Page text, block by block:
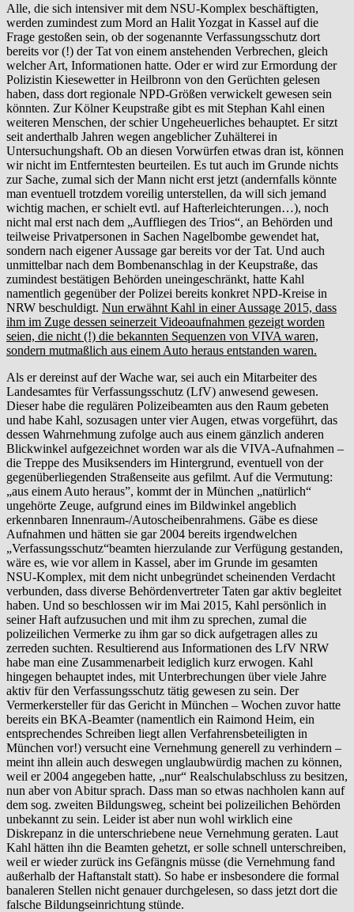
Alle, die sich intensiver mit dem NSU-Komplex beschäftigten,
werden zumindest zum Mord an Halit Yozgat in Kassel auf die
Frage gestoßen sein, ob der sogenannte Verfassungsschutz dort
bereits vor (!) der Tat von einem anstehenden Verbrechen, gleich
welcher Art, Informationen hatte. Oder er wird zur Ermordung der
Polizistin Kiesewetter in Heilbronn von den Gerüchten gelesen
haben, dass dort regionale NPD-Größen verwickelt gewesen sein
könnten. Zur Kölner Keupstraße gibt es mit Stephan Kahl einen
weiteren Menschen, der schier Ungeheuerliches behauptet. Er sitzt
seit anderthalb Jahren wegen angeblicher Zuhälterei in
Untersuchungshaft. Ob an diesen Vorwürfen etwas dran ist, können
wir nicht im Entferntesten beurteilen. Es tut auch im Grunde nichts
zur Sache, zumal sich der Mann nicht erst jetzt (andernfalls könnte
man eventuell trotzdem voreilig unterstellen, da will sich jemand
wichtig machen, er schielt evtl. auf Hafterleichterungen…), noch
nicht mal erst nach dem „Auffliegen des Trios“, an Behörden und
teilweise Privatpersonen in Sachen Nagelbombe gewendet hat,
sondern nach eigener Aussage gar bereits vor der Tat. Und auch
unmittelbar nach dem Bombenanschlag in der Keupstraße, das
zumindest bestätigen Behörden uneingeschränkt, hatte Kahl
namentlich gegenüber der Polizei bereits konkret NPD-Kreise in
NRW beschuldigt. Nun erwähnt Kahl in einer Aussage 2015, dass
ihm im Zuge dessen seinerzeit Videoaufnahmen gezeigt worden
seien, die nicht (!) die bekannten Sequenzen von VIVA waren,
sondern mutmaßlich aus einem Auto heraus entstanden waren.
Als er dereinst auf der Wache war, sei auch ein Mitarbeiter des
Landesamtes für Verfassungsschutz (LfV) anwesend gewesen.
Dieser habe die regulären Polizeibeamten aus den Raum gebeten
und habe Kahl, sozusagen unter vier Augen, etwas vorgeführt, das
dessen Wahrnehmung zufolge auch aus einem gänzlich anderen
Blickwinkel aufgezeichnet worden war als die VIVA-Aufnahmen –
die Treppe des Musiksenders im Hintergrund, eventuell von der
gegenüberliegenden Straßenseite aus gefilmt. Auf die Vermutung:
„aus einem Auto heraus”, kommt der in München „natürlich“
ungehörte Zeuge, aufgrund eines im Bildwinkel angeblich
erkennbaren Innenraum-/Autoscheibenrahmens. Gäbe es diese
Aufnahmen und hätten sie gar 2004 bereits irgendwelchen
„Verfassungsschutz“beamten hierzulande zur Verfügung gestanden,
wäre es, wie vor allem in Kassel, aber im Grunde im gesamten
NSU-Komplex, mit dem nicht unbegründet scheinenden Verdacht
verbunden, dass diverse Behördenvertreter Taten gar aktiv begleitet
haben. Und so beschlossen wir im Mai 2015, Kahl persönlich in
seiner Haft aufzusuchen und mit ihm zu sprechen, zumal die
polizeilichen Vermerke zu ihm gar so dick aufgetragen alles zu
zerreden suchten. Resultierend aus Informationen des LfV NRW
habe man eine Zusammenarbeit lediglich kurz erwogen. Kahl
hingegen behauptet indes, mit Unterbrechungen über viele Jahre
aktiv für den Verfassungsschutz tätig gewesen zu sein. Der
Vermerkersteller für das Gericht in München – Wochen zuvor hatte
bereits ein BKA-Beamter (namentlich ein Raimond Heim, ein
entsprechendes Schreiben liegt allen Verfahrensbeteiligten in
München vor!) versucht eine Vernehmung generell zu verhindern –
meint ihn allein auch deswegen unglaubwürdig machen zu können,
weil er 2004 angegeben hatte, „nur“ Realschulabschluss zu besitzen,
nun aber von Abitur sprach. Dass man so etwas nachholen kann auf
dem sog. zweiten Bildungsweg, scheint bei polizeilichen Behörden
unbekannt zu sein. Leider ist aber nun wohl wirklich eine
Diskrepanz in die unterschriebene neue Vernehmung geraten. Laut
Kahl hätten ihn die Beamten gehetzt, er solle schnell unterschreiben,
weil er wieder zurück ins Gefängnis müsse (die Vernehmung fand
außerhalb der Haftanstalt statt). So habe er insbesondere die formal
banaleren Stellen nicht genauer durchgelesen, so dass jetzt dort die
falsche Bildungseinrichtung stünde.